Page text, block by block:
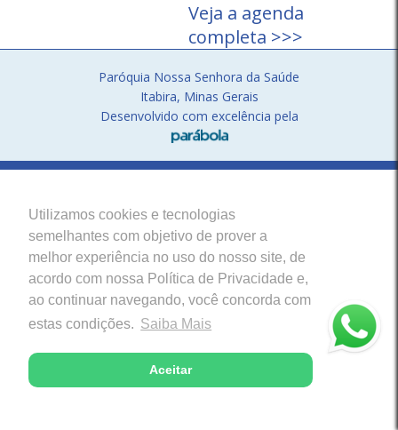
Utilizamos cookies e tecnologias
semelhantes com objetivo de prover a
melhor experiência no uso do nosso site, de
acordo com nossa Política de Privacidade e,
ao continuar navegando, você concorda com
estas condições. Saiba Mais
Aceitar
Veja a agenda
completa >>>
Paróquia Nossa Senhora da Saúde
Itabira, Minas Gerais
Desenvolvido com excelência pela